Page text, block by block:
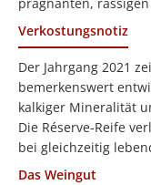
Verkostungsnotiz
Der Jahrgang 2021
bemerkenswert
kalkiger Mineralität
Die Réserve-Reife
bei gleichzeitig
Das Weingut